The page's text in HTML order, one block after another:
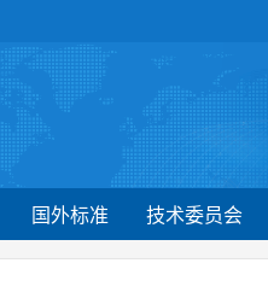
国外标准 技术委员会